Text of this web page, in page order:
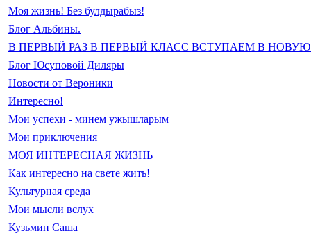
Моя жизнь! Без булдырабыз!
Блог Альбины.
В ПЕРВЫЙ РАЗ В ПЕРВЫЙ КЛАСС ВСТУПАЕМ В
Блог Юсуповой Диляры
Новости от Вероники
Интересно!
Мои успехи - минем ужышларым
Мои приключения
МОЯ ИНТЕРЕСНАЯ ЖИЗНЬ
Как интересно на свете жить!
Культурная среда
Мои мысли вслух
Кузьмин Саша